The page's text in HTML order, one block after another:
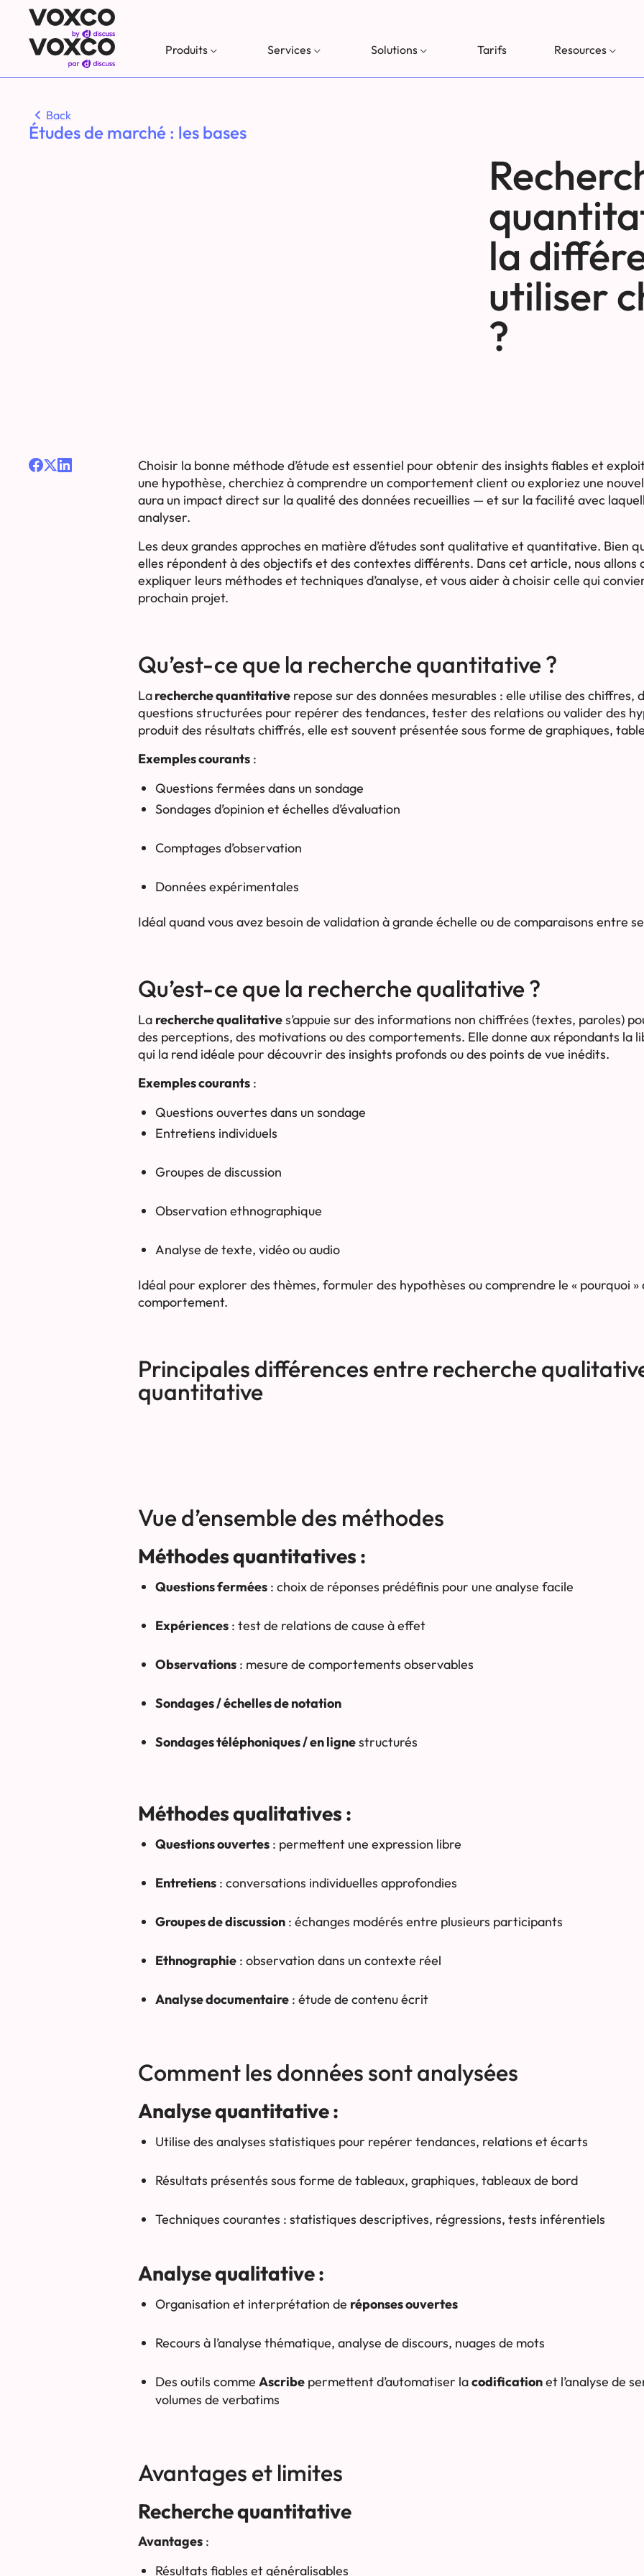
Produits Services Solutions Tarifs Resources
Back
Études de marché : les bases
la
utiliser
?
Choisir la bonne méthode d’étude est essentiel pour obtenir des insights fiables et
une hypothèse, cherchiez à comprendre un comportement client ou exploriez une
aura un impact direct sur la qualité des données recueillies — et sur la facilité avec
analyser.
Les deux grandes approches en matière d’études sont qualitative et quantitative. Bien
elles répondent à des objectifs et des contextes différents. Dans cet article, nous allons
expliquer leurs méthodes et techniques d’analyse, et vous aider à choisir celle qui
prochain projet.
Qu’est-ce que la recherche quantitative ?
Larecherche quantitative repose sur des données mesurables : elle utilise des chiffres,
questions structurées pour repérer des tendances, tester des relations ou valider des
produit des résultats chiffrés, elle est souvent présentée sous forme de graphiques,
Exemples courants :
Questions fermées dans un sondage
Sondages d’opinion et échelles d’évaluation
Comptages d’observation
Données expérimentales
Idéal quand vous avez besoin de validation à grande échelle ou de comparaisons entre
Qu’est-ce que la recherche qualitative ?
La recherche qualitatives’appuie sur des informations non chiffrées (textes, paroles)
des perceptions, des motivations ou des comportements. Elle donne aux répondants la
qui la rend idéale pour découvrir des insights profonds ou des points de vue inédits.
Exemples courants :
Questions ouvertes dans un sondage
Entretiens individuels
Groupes de discussion
Observation ethnographique
Analyse de texte, vidéo ou audio
Idéal pour explorer des thèmes, formuler des hypothèses ou comprendre le « pourquoi
comportement.
Principales différences entre recherche
quantitative
Vue d’ensemble des méthodes
Méthodes quantitatives :
Questions fermées : choix de réponses prédéfinis pour une analyse facile
Expériences : test de relations de cause à effet
Observations : mesure de comportements observables
Sondages / échelles de notation
Sondages téléphoniques / en lignestructurés
Méthodes qualitatives :
Questions ouvertes : permettent une expression libre
Entretiens : conversations individuelles approfondies
Groupes de discussion : échanges modérés entre plusieurs participants
Ethnographie : observation dans un contexte réel
Analyse documentaire : étude de contenu écrit
Comment les données sont analysées
Analyse quantitative :
Utilise des analyses statistiques pour repérer tendances, relations et écarts
Résultats présentés sous forme de tableaux, graphiques, tableaux de bord
Techniques courantes : statistiques descriptives, régressions, tests inférentiels
Analyse qualitative :
Organisation et interprétation de réponses ouvertes
Recours à l’analyse thématique, analyse de discours, nuages de mots
Des outils comme Ascribe permettent d’automatiser lacodificationet l’analyse de
volumes de verbatims
Avantages et limites
Recherche quantitative
Avantages :
Résultats fiables et généralisables